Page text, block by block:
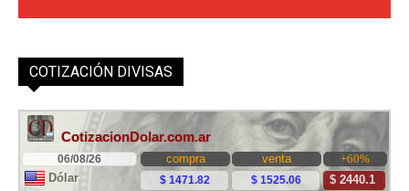
COTIZACIÓN DIVISAS